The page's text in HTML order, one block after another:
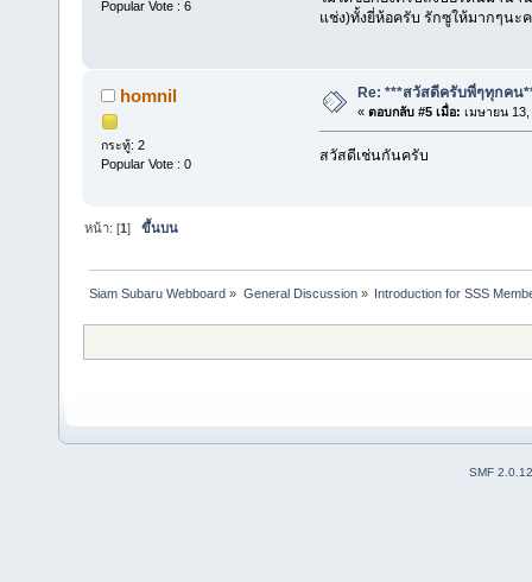
Popular Vote : 6
แช่ง)ทั้งยี่ห้อครับ รักซูให้มากๆน
homnil
กระทู้: 2
Popular Vote : 0
Re: ***สวัสดีครับพี่ๆทุกคน
« ตอบกลับ #5 เมื่อ: เมษายน
สวัสดีเช่นกันครับ
หน้า: [1]ขึ้นบน
Siam Subaru Webboard » General Discussion» Introduction for SSS
SMF 2.0.12